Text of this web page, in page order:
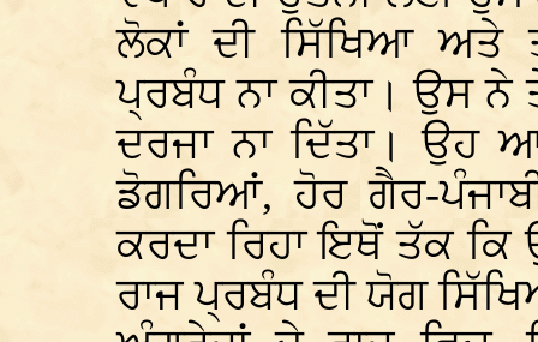
ਲੋਕਾਂ ਦੀ ਸਿੱਖਿਆ ਅਤੇ
ਪ੍ਰਬੰਧ ਨਾ ਕੀਤਾ। ਉਸ ਨੇ
ਦਰਜਾ ਨਾ ਦਿੱਤਾ। ਉਹ
ਡੋਗਰਿਆਂ, ਹੋਰ ਗੈਰ-
ਕਰਦਾ ਰਿਹਾ ਇਥੋਂ ਤੱਕ
ਰਾਜ ਪ੍ਰਬੰਧ ਦੀ ਯੋਗ